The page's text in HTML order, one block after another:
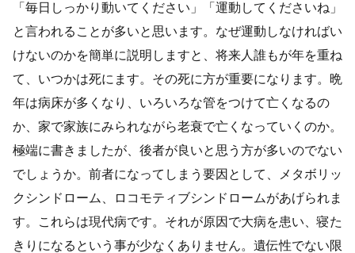
ブログ一覧
052-212-6889 お問い合わせ
「毎日しっかり動いてください」「運動してくださいね」
と言われることが多いと思います。なぜ運動しなければい
けないのかを簡単に説明しますと、将来人誰もが年を重ね
て、いつかは死にます。その死に方が重要になります。晩
年は病床が多くなり、いろいろな管をつけて亡くなるの
か、家で家族にみられながら老衰で亡くなっていくのか。
極端に書きましたが、後者が良いと思う方が多いのでない
でしょうか。前者になってしまう要因として、メタボリッ
クシンドローム、ロコモティブシンドロームがあげられま
す。これらは現代病です。それが原因で大病を患い、寝た
きりになるという事が少なくありません。遺伝性でない限